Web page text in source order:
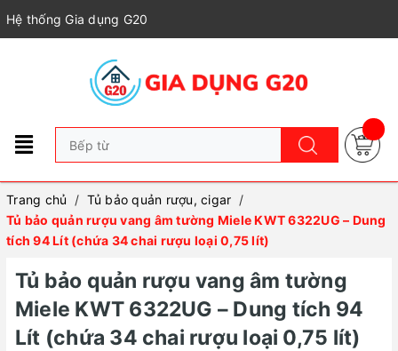
Hệ thống Gia dụng G20
Trang chủ / Tủ bảo quản rượu, cigar /
Tủ bảo quản rượu vang âm tường Miele KWT 6322UG – Dung
tích 94 Lít (chứa 34 chai rượu loại 0,75 lít)
Tủ bảo quản rượu vang âm tường
Miele KWT 6322UG – Dung tích 94
Lít (chứa 34 chai rượu loại 0,75 lít)